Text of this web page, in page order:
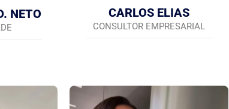
NETO CARLOS ELIAS
CONSULTOR EMPRESARIAL